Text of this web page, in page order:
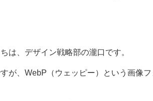
は、デザイン戦略部の瀧口です。
が、WebP（ウェッピー）という画像